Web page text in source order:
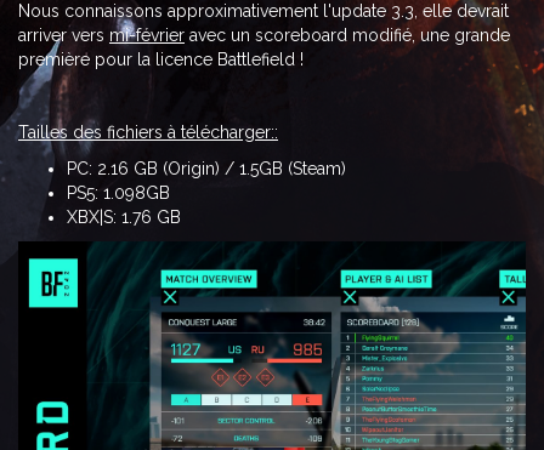
Nous connaissons approximativement l'update 3.3, elle devrait
arriver vers mi-février avec un scoreboard modifié, une grande
première pour la licence Battlefield !
Tailles des fichiers à télécharger::
PC: 2.16 GB (Origin) / 1.5GB (Steam)
PS5: 1.098GB
XBX|S: 1.76 GB